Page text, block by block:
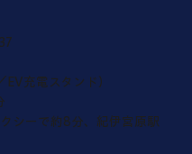
充電スタンド）
シーで約8分、紀伊宮原駅